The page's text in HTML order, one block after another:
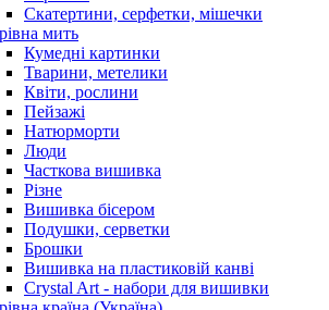
Скатертини, серфетки, мішечки
мить
Кумедні картинки
Тварини, метелики
Квіти, рослини
Пейзажі
Натюрморти
Люди
Часткова вишивка
Різне
Вишивка бісером
Подушки, серветки
Брошки
Вишивка на пластиковій канві
Crystal Art - набори для вишивки